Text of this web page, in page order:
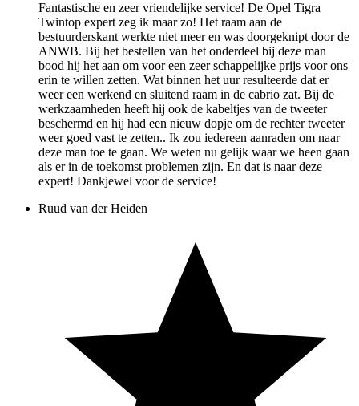
Fantastische en zeer vriendelijke service! De Opel Tigra
Twintop expert zeg ik maar zo! Het raam aan de
bestuurderskant werkte niet meer en was doorgeknipt door de
ANWB. Bij het bestellen van het onderdeel bij deze man
bood hij het aan om voor een zeer schappelijke prijs voor ons
erin te willen zetten. Wat binnen het uur resulteerde dat er
weer een werkend en sluitend raam in de cabrio zat. Bij de
werkzaamheden heeft hij ook de kabeltjes van de tweeter
beschermd en hij had een nieuw dopje om de rechter tweeter
weer goed vast te zetten.. Ik zou iedereen aanraden om naar
deze man toe te gaan. We weten nu gelijk waar we heen gaan
als er in de toekomst problemen zijn. En dat is naar deze
expert! Dankjewel voor de service!
Ruud van der Heiden